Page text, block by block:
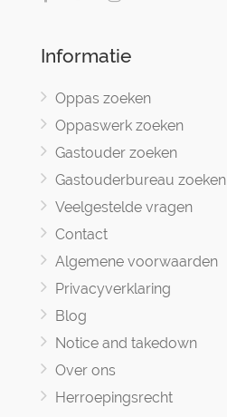
Informatie
Oppas zoeken
Oppaswerk zoeken
Gastouder zoeken
Gastouderbureau zoeken
Veelgestelde vragen
Contact
Algemene voorwaarden
Privacyverklaring
Blog
Notice and takedown
Over ons
Herroepingsrecht